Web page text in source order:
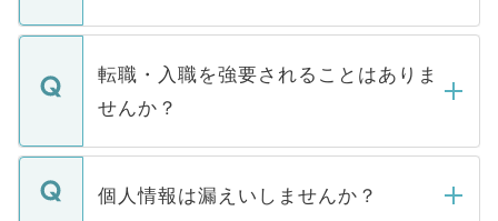
ます。通常、5営業日以内にはご連絡をせて
いただきますので、しばらくお待ちくださ
マイナビDOCTORで取り扱っている求人の
うち約3割は、Webサイトからご覧いただ
けない「非公開求人」です。非公開求人は
下記の理由によって、一般には公開してい
ません。
■応募殺到を避けるため 人気のある医療機
転職・入職を強要されることはありま
せんか？
転職・入職を強要することは一切ありませ
ん。また、仮に応募先から内定をいただい
個人情報は漏えいしませんか？